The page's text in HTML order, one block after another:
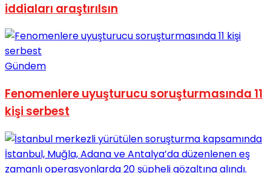
No Result
View All Result
iddiaları araştırılsın
Gündem
Fenomenlere uyuşturucu soruşturmasında 11
kişi serbest